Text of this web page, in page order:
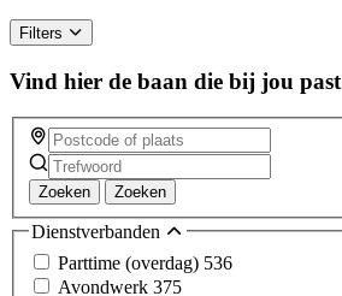
Filters
Vind hier de baan die bij jou past
Zoeken Zoeken
Dienstverbanden
Parttime (overdag) 536
Avondwerk 375